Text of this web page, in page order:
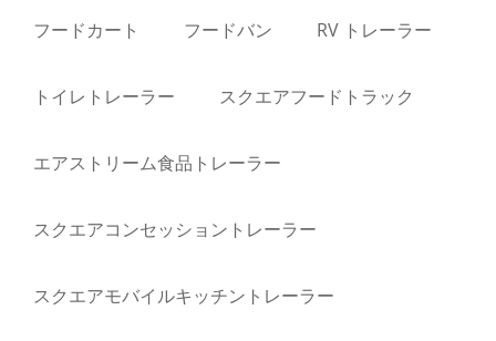
フードカート フードバン RV トレーラー
トイレトレーラー スクエアフードトラック
エアストリーム食品トレーラー
スクエアコンセッショントレーラー
スクエアモバイルキッチントレーラー